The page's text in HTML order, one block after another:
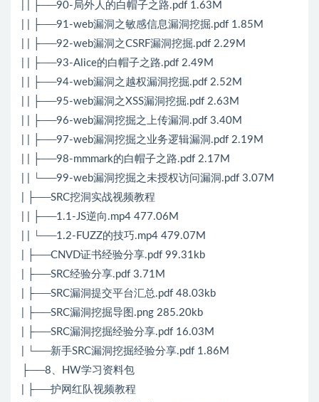
| | ├──90-局外人的白帽子之路.pdf 1.63M
| | ├──91-web漏洞之敏感信息漏洞挖掘.pdf 1.85M
| | ├──92-web漏洞之CSRF漏洞挖掘.pdf 2.29M
| | ├──93-Alice的白帽子之路.pdf 2.49M
| | ├──94-web漏洞之越权漏洞挖掘.pdf 2.52M
| | ├──95-web漏洞之XSS漏洞挖掘.pdf 2.63M
| | ├──96-web漏洞挖掘之上传漏洞.pdf 3.40M
| | ├──97-web漏洞挖掘之业务逻辑漏洞.pdf 2.19M
| | ├──98-mmmark的白帽子之路.pdf 2.17M
| | └──99-web漏洞挖掘之未授权访问漏洞.pdf 3.07M
| ├──SRC挖洞实战视频教程
| | ├──1.1-JS逆向.mp4 477.06M
| | └──1.2-FUZZ的技巧.mp4 479.07M
| ├──CNVD证书经验分享.pdf 99.31kb
| ├──SRC经验分享.pdf 3.71M
| ├──SRC漏洞提交平台汇总.pdf 48.03kb
| ├──SRC漏洞挖掘导图.png 285.20kb
| ├──SRC漏洞挖掘经验分享.pdf 16.03M
| └──新手SRC漏洞挖掘经验分享.pdf 1.86M
├──8、HW学习资料包
| ├──护网红队视频教程